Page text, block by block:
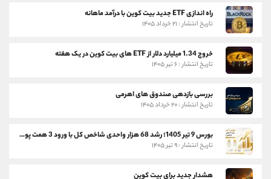
راه اندازی ETF جدید بیت کوین با درآمد ماهانه
تاریخ انتشار : ۲۱ خرداد ۱۴۰۵
خروج 1.34 میلیارد دلار از ETF های بیت کوین در یک هفته
تاریخ انتشار : ۶ تیر ۱۴۰۵
بررسی بازدهی صندوق های اهرمی
تاریخ انتشار : ۲۰ خرداد ۱۴۰۵
بورس 9 تیر 1405؛ رشد 68 هزار واحدی شاخص کل با ورود 3 همت پول حقیقی
تاریخ انتشار : ۹ تیر ۱۴۰۵
هشدار جدید برای بیت کوین